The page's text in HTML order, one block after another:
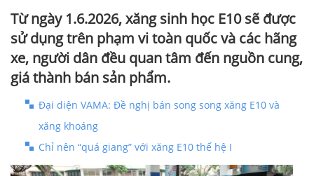
Từ ngày 1.6.2026, xăng sinh học E10 sẽ được
sử dụng trên phạm vi toàn quốc và các hãng
xe, người dân đều quan tâm đến nguồn cung,
giá thành bán sản phẩm.
Đại diện VAMA: Đề nghị bán song song xăng E10 và
xăng khoáng
Chỉ nên “quá giang” với xăng E10 thế hệ I